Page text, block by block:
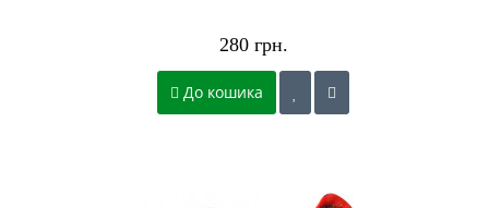
280 грн.
До кошика